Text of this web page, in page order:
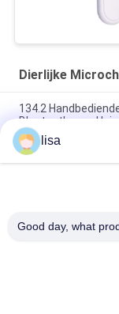
Dierlijke
134.2
Bluetooth voor
RFID-lezer voor
scanner voor dieren
PT290 Long
lisa
Good day, what